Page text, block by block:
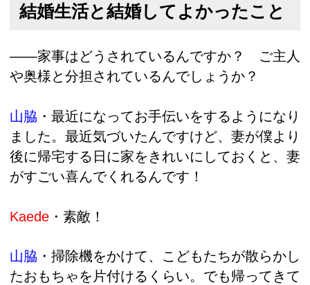
結婚生活と結婚してよかったこと
――家事はどうされているんですか？ ご主人
や奥様と分担されているんでしょうか？
山脇 ・最近になってお手伝いをするようになり
ました。最近気づいたんですけど、妻が僕より
後に帰宅する日に家をきれいにしておくと、妻
がすごい喜んでくれるんです！
Kaede ・素敵！
山脇 ・ 掃除機をかけて、こどもたちが散らかし
たおもちゃを片付けるくらい。でも帰ってきて